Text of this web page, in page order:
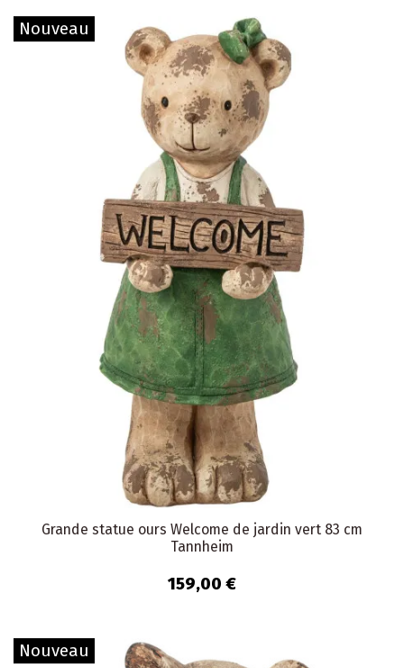
Nouveau
Grande statue ours Welcome de jardin vert 83 cm
Tannheim
159,00 €
Nouveau